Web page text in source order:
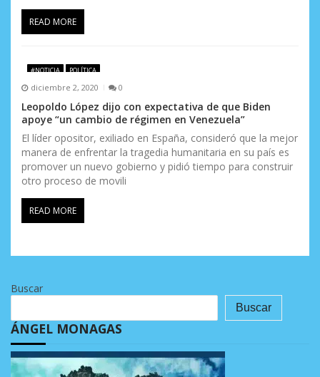
READ MORE
#NOTICIA POLÍTICA
diciembre 2, 2020 0
Leopoldo López dijo con expectativa de que Biden
apoye “un cambio de régimen en Venezuela”
El líder opositor, exiliado en España, consideró que la mejor
manera de enfrentar la tragedia humanitaria en su país es
promover un nuevo gobierno y pidió tiempo para construir
otro proceso de movili
READ MORE
Buscar
Buscar
ÁNGEL MONAGAS